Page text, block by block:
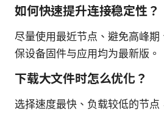
如何快速提升连接稳定性？
尽量使用最近节点、避免高峰期
保设备固件与应用均为最新版。
下载大文件时怎么优化？
选择速度最快、负载较低的节